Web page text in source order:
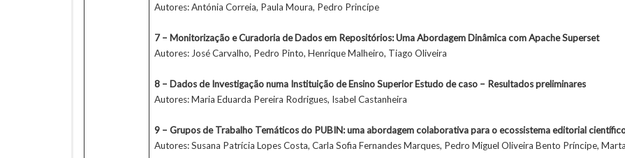
Autores: Antónia Correia, Paula Moura, Pedro Princípe
7 – Monitorização e Curadoria de Dados em Repositórios: Uma Abordagem Dinâmica com Apache Superset
Autores: José Carvalho, Pedro Pinto, Henrique Malheiro, Tiago Oliveira
8 – Dados de Investigação numa Instituição de Ensino Superior Estudo de caso – Resultados preliminares
Autores: Maria Eduarda Pereira Rodrigues, Isabel Castanheira
9 – Grupos de Trabalho Temáticos do PUBIN: uma abordagem colaborativa para o ecossistema editorial
Autores: Susana Patrícia Lopes Costa, Carla Sofia Fernandes Marques, Pedro Miguel Oliveira Bento Príncipe,